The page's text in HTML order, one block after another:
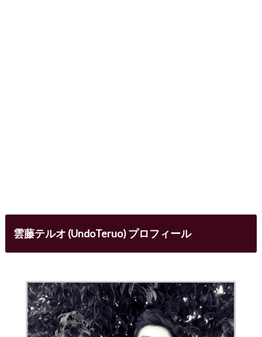
雲藤テルオ (UndoTeruo) プロフィール